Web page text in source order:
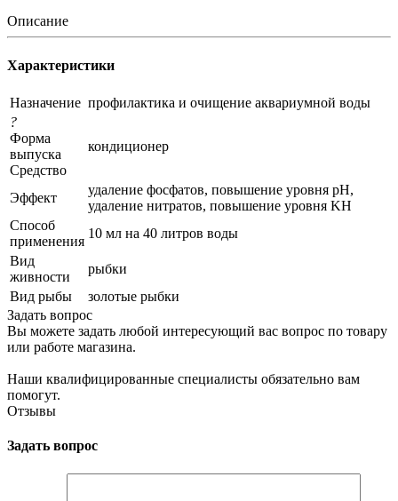
Описание
Характеристики
Назначение профилактика и очищение аквариумной воды
?
Форма
выпуска
Средство
кондиционер
Эффект
удаление фосфатов, повышение уровня pH,
удаление нитратов, повышение уровня KH
Способ
применения
10 мл на 40 литров воды
Вид
живности
рыбки
Вид рыбы
золотые рыбки
Задать вопрос
Вы можете задать любой интересующий вас вопрос по товару
или работе магазина.
Наши квалифицированные специалисты обязательно вам
помогут.
Отзывы
Задать вопрос